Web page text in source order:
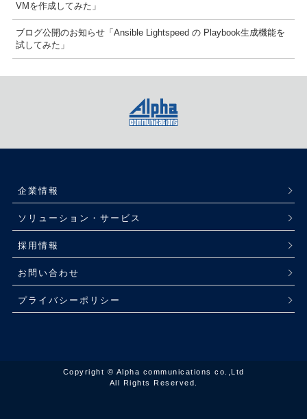
VMを作成してみた」
ブログ公開のお知らせ「Ansible Lightspeed の Playbook生成機能を
試してみた」
企業情報
ソリューション・サービス
採用情報
お問い合わせ
プライバシーポリシー
Copyright © Alpha communications co.,Ltd
All Rights Reserved.